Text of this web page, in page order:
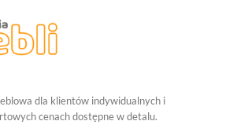
dla klientów indywidualnych i
cenach dostępne w detalu.